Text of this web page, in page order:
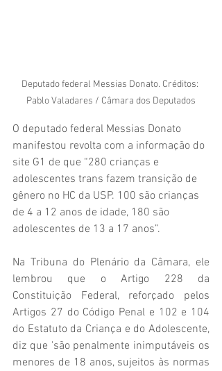
Deputado federal Messias Donato. Créditos:
Pablo Valadares / Câmara dos Deputados
O deputado federal Messias Donato
manifestou revolta com a informação do
site G1 de que “280 crianças e
adolescentes trans fazem transição de
gênero no HC da USP. 100 são crianças
de 4 a 12 anos de idade, 180 são
adolescentes de 13 a 17 anos”.
Na Tribuna do Plenário da Câmara, ele
lembrou que o Artigo 228 da
Constituição Federal, reforçado pelos
Artigos 27 do Código Penal e 102 e 104
do Estatuto da Criança e do Adolescente,
diz que 'são penalmente inimputáveis os
menores de 18 anos, sujeitos às normas